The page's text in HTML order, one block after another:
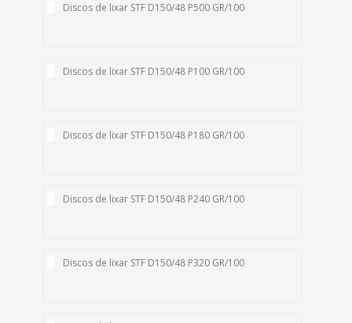
Discos de lixar STF D150/48 P500 GR/100
Discos de lixar STF D150/48 P100 GR/100
Discos de lixar STF D150/48 P180 GR/100
Discos de lixar STF D150/48 P240 GR/100
Discos de lixar STF D150/48 P320 GR/100